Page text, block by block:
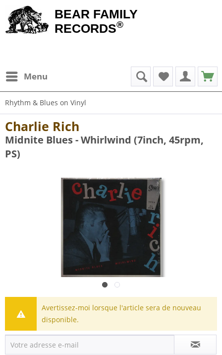
BEAR FAMILY
RECORDS®
Menu
Rhythm & Blues on Vinyl
Charlie Rich
Midnite Blues - Whirlwind (7inch, 45rpm,
PS)
Avertissez-moi lorsque l'article sera de nouveau
disponible.